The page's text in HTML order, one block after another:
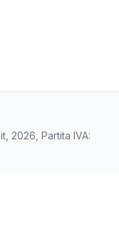
2026, Partita IVA: